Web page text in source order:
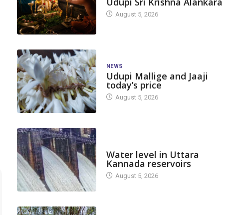
August 5, 2026
NEWS
Udupi Mallige and Jaaji
today’s price
August 5, 2026
Water level in Uttara
Kannada reservoirs
August 5, 2026